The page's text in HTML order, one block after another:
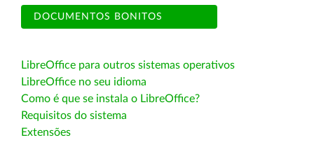
DOCUMENTOS BONITOS
LibreOffice para outros sistemas operativos
LibreOffice no seu idioma
Como é que se instala o LibreOffice?
Requisitos do sistema
Extensões